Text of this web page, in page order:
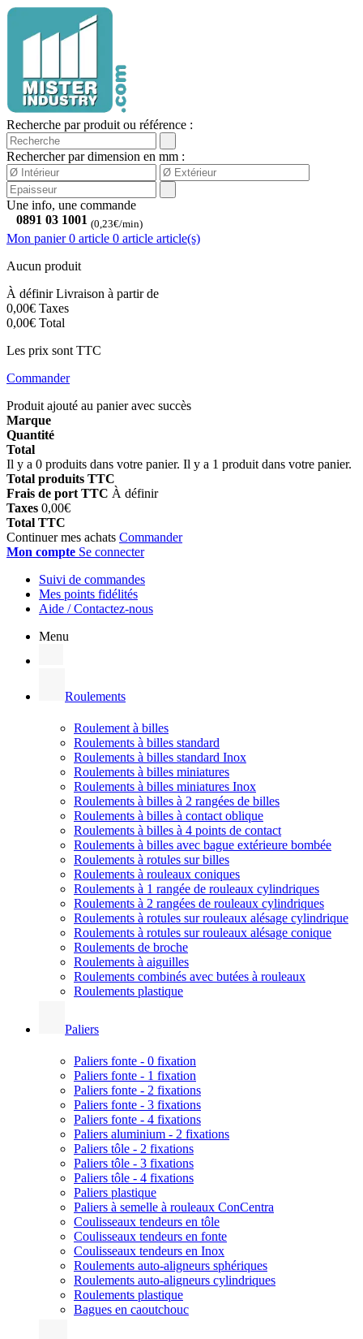
Recherche par produit ou référence :
Rechercher par dimension en mm :
Une info, une commande
0891 03 1001 (0,23€/min)
Mon panier 0 article 0 article article(s)
Aucun produit
À définirLivraison à partir de
0,00€ Taxes
0,00€ Total
Les prix sont TTC
Commander
Produit ajouté au panier avec succès
Marque
Quantité
Total
Il y a 0 produits dans votre panier. Il y a 1 produit dans votre panier.
Total produits TTC
Frais de port TTC À définir
Taxes 0,00€
Total TTC
Continuer mes achats Commander
Mon compte Se connecter
Suivi de commandes
Mes points fidélités
Aide / Contactez-nous
Menu
Roulements
Roulement à billes
Roulements à billes standard
Roulements à billes standard Inox
Roulements à billes miniatures
Roulements à billes miniatures Inox
Roulements à billes à 2 rangées de billes
Roulements à billes à contact oblique
Roulements à billes à 4 points de contact
Roulements à billes avec bague extérieure bombée
Roulements à rotules sur billes
Roulements à rouleaux coniques
Roulements à 1 rangée de rouleaux cylindriques
Roulements à 2 rangées de rouleaux cylindriques
Roulements à rotules sur rouleaux alésage cylindrique
Roulements à rotules sur rouleaux alésage conique
Roulements de broche
Roulements à aiguilles
Roulements combinés avec butées à rouleaux
Roulements plastique
Paliers
Paliers fonte - 0 fixation
Paliers fonte - 1 fixation
Paliers fonte - 2 fixations
Paliers fonte - 3 fixations
Paliers fonte - 4 fixations
Paliers aluminium - 2 fixations
Paliers tôle - 2 fixations
Paliers tôle - 3 fixations
Paliers tôle - 4 fixations
Paliers plastique
Paliers à semelle à rouleaux ConCentra
Coulisseaux tendeurs en tôle
Coulisseaux tendeurs en fonte
Coulisseaux tendeurs en Inox
Roulements auto-aligneurs sphériques
Roulements auto-aligneurs cylindriques
Roulements plastique
Bagues en caoutchouc